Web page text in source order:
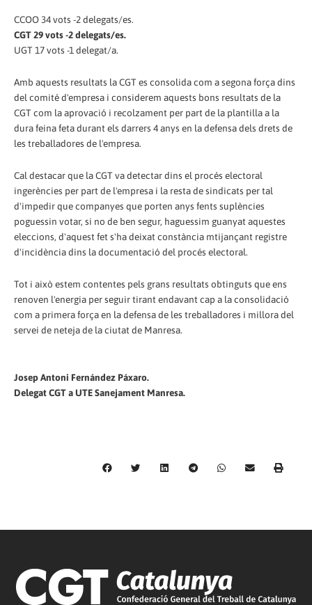
CCOO 34 vots -2 delegats/es.
CGT 29 vots -2 delegats/es.
UGT 17 vots -1 delegat/a.
Amb aquests resultats la CGT es consolida com a segona força dins
del comité d'empresa i considerem aquests bons resultats de la
CGT com la aprovació i recolzament per part de la plantilla a la
dura feina feta durant els darrers 4 anys en la defensa dels drets de
les treballadores de l'empresa.
Cal destacar que la CGT va detectar dins el procés electoral
ingerències per part de l'empresa i la resta de sindicats per tal
d'impedir que companyes que porten anys fents suplències
poguessin votar, si no de ben segur, haguessim guanyat aquestes
eleccions, d'aquest fet s'ha deixat constància mtijançant registre
d'incidència dins la documentació del procés electoral.
Tot i això estem contentes pels grans resultats obtinguts que ens
renoven l'energia per seguir tirant endavant cap a la consolidació
com a primera força en la defensa de les treballadores i millora del
servei de neteja de la ciutat de Manresa.
Josep Antoni Fernández Páxaro.
Delegat CGT a UTE Sanejament Manresa.